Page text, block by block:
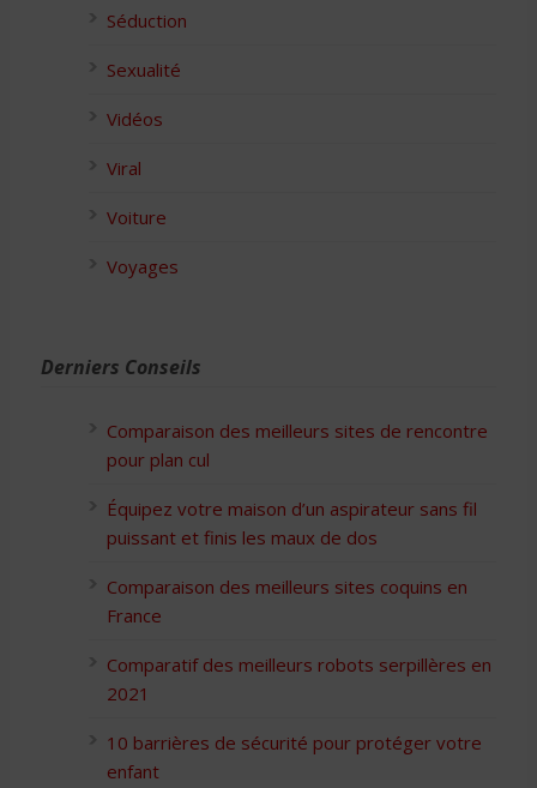
Séduction
Sexualité
Vidéos
Viral
Voiture
Voyages
Derniers Conseils
Comparaison des meilleurs sites de rencontre
pour plan cul
Équipez votre maison d’un aspirateur sans fil
puissant et finis les maux de dos
Comparaison des meilleurs sites coquins en
France
Comparatif des meilleurs robots serpillères en
2021
10 barrières de sécurité pour protéger votre
enfant